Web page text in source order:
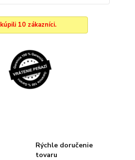
10 zákazníci.
Rýchle doručenie
tovaru